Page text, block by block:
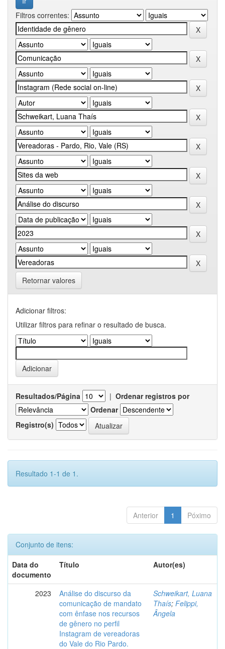
Filtros correntes:
Retornar valores
Adicionar filtros:
Utilizar filtros para refinar o resultado de busca.
Resultados/Página | Ordenar registros por
Ordenar
Registro(s)
Resultado 1-1 de 1.
Anterior 1 Póximo
Conjunto de itens:
Data do
documento
Título Autor(es)
2023
Análise do discurso da
comunicação de mandato
com ênfase nos recursos
de gênero no perfil
Instagram de vereadoras
do Vale do Rio Pardo.
Schweikart, Luana
Thaís; Felippi,
Ângela